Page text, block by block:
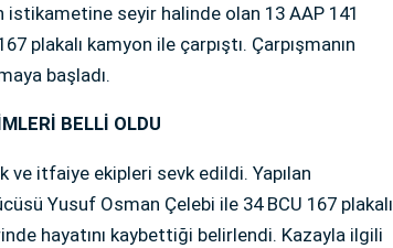
istikametine seyir halinde olan 13 AAP 141
plakalı kamyon ile çarpıştı. Çarpışmanın
başladı.
BELLİ OLDU
ve itfaiye ekipleri sevk edildi. Yapılan
Yusuf Osman Çelebi ile 34 BCU 167 plakalı
hayatını kaybettiği belirlendi. Kazayla ilgili